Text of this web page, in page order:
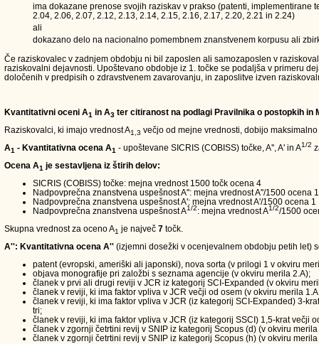
ima dokazane prenose svojih raziskav v prakso (patenti,
2.04, 2.06, 2.07, 2.12, 2.13, 2.14, 2.15, 2.16, 2.17, 2.20, 2.21 in 2.24)
ali
dokazano delo na nacionalno pomembnem znanstvenem korpusu ali
Če raziskovalec v zadnjem obdobju ni bil zaposlen ali samozaposlen v
raziskovalni dejavnosti. Upoštevano obdobje iz 1. točke se podaljša v primeru
določenih v predpisih o zdravstvenem zavarovanju, in zaposlitve izven
Kvantitativni oceni A1 in A3 ter citiranost na podlagi Pravilnika o postopkih in
Raziskovalci, ki imajo vrednost A1,3 večjo od mejne vrednosti, dobijo
A1 - Kvantitativna ocena A1 - upoštevane SICRIS (COBISS) točke, A'', A' in A1/2
Ocena A1 je sestavljena iz štirih delov:
SICRIS (COBISS) točke: mejna vrednost 1500 točk ocena 4
Nadpovprečna znanstvena uspešnost A'': mejna vrednost A''/1500 ocena 1
Nadpovprečna znanstvena uspešnost A': mejna vrednost A'/1500 ocena 1
Nadpovprečna znanstvena uspešnost A1/2: mejna vrednost A1/2/1500
Skupna vrednost za oceno A1 je največ 7 točk.
A'': Kvantitativna ocena A'' (izjemni dosežki v ocenjevalnem obdobju petih let)
patent (evropski, ameriški ali japonski), nova sorta (v prilogi 1 v okviru
objava monografije pri založbi s seznama agencije (v okviru merila 2.A);
članek v prvi ali drugi reviji v JCR iz kategorij SCI-Expanded (v okviru
članek v reviji, ki ima faktor vpliva v JCR večji od osem (v okviru merila
članek v reviji, ki ima faktor vpliva v JCR (iz kategorij SCI-Expanded) 3-
tri;
članek v reviji, ki ima faktor vpliva v JCR (iz kategorij SSCI) 1,5-krat
članek v zgornji četrtini revij v SNIP iz kategorij Scopus (d) (v okviru merila
članek v zgornji četrtini revij v SNIP iz kategorij Scopus (h) (v okviru merila